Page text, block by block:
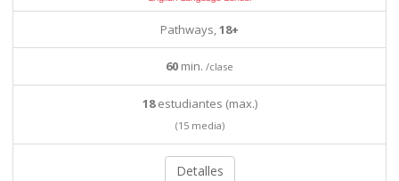
Pathways,18+
60 min. /clase
18estudiantes (max.)
(15 media)
Detalles